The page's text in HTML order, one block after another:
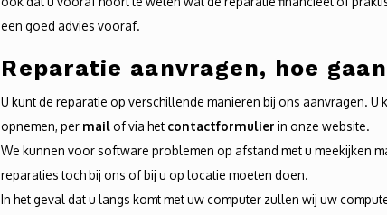
een goed advies vooraf.
Reparatie aanvragen, hoe
U kunt de reparatie op verschillende manieren bij ons aanvragen. U
opnemen, per mail of via het contactformulier in onze website.
We kunnen voor software problemen op afstand met u meekijken
reparaties toch bij ons of bij u op locatie moeten doen.
In het geval dat u langs komt met uw computer zullen wij uw